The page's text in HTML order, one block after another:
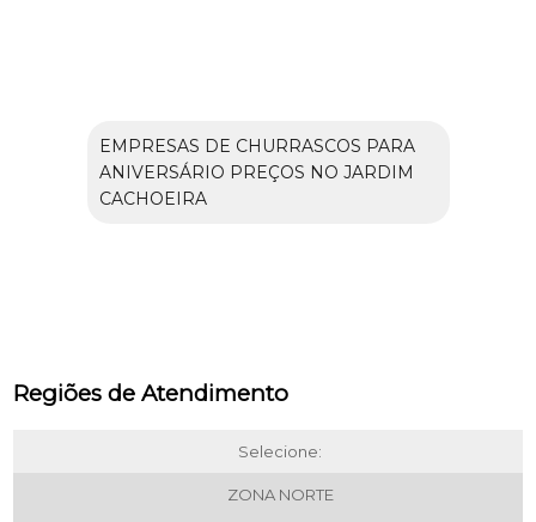
EMPRESAS DE CHURRASCOS PARA
ANIVERSÁRIO PREÇOS NO JARDIM
CACHOEIRA
Regiões de Atendimento
Selecione:
ZONA NORTE